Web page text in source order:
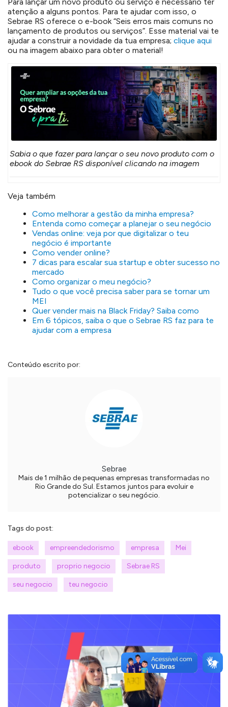
atenção a alguns pontos. Para te ajudar com isso, o
Sebrae RS oferece o e-book “Seis erros mais comuns no
lançamento de produtos ou serviços”. Esse material vai te
ajudar a construir a novidade da tua empresa; clique aqui
ou na imagem abaixo para obter o material!
Sabia o que fazer para lançar o seu novo produto com o
ebook do Sebrae RS disponível clicando na imagem
Veja também
Como melhorar a gestão da minha empresa?
Entenda como começar a planejar o seu negócio
Vendas online: veja por que digitalizar o teu
negócio é importante
Como vender online?
7 dicas para escalar sua startup e obter sucesso no
mercado
Como organizar o meu negócio?
Tudo o que você precisa saber para se tornar um
MEI
Quer vender mais na Black Friday? Saiba como
Em 6 tópicos, saiba o que o Sebrae RS faz para te
ajudar com a empresa
Conteúdo escrito por:
Sebrae
Mais de 1 milhão de pequenas empresas transformadas no
Rio Grande do Sul. Estamos juntos para evoluir e
potencializar o seu negócio.
Tags do post:
ebook empreendedorismo empresa Mei
produto proprio negocio Sebrae RS
seu negocio teu negocio